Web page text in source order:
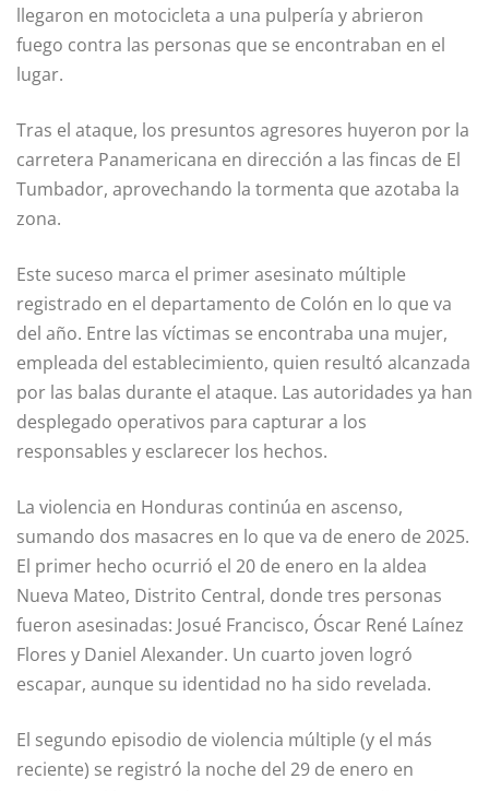
llegaron en motocicleta a una pulpería y abrieron
fuego contra las personas que se encontraban en el
lugar.
Tras el ataque, los presuntos agresores huyeron por la
carretera Panamericana en dirección a las fincas de El
Tumbador, aprovechando la tormenta que azotaba la
zona.
Este suceso marca el primer asesinato múltiple
registrado en el departamento de Colón en lo que va
del año. Entre las víctimas se encontraba una mujer,
empleada del establecimiento, quien resultó alcanzada
por las balas durante el ataque. Las autoridades ya han
desplegado operativos para capturar a los
responsables y esclarecer los hechos.
La violencia en Honduras continúa en ascenso,
sumando dos masacres en lo que va de enero de 2025.
El primer hecho ocurrió el 20 de enero en la aldea
Nueva Mateo, Distrito Central, donde tres personas
fueron asesinadas: Josué Francisco, Óscar René Laínez
Flores y Daniel Alexander. Un cuarto joven logró
escapar, aunque su identidad no ha sido revelada.
El segundo episodio de violencia múltiple (y el más
reciente) se registró la noche del 29 de enero en